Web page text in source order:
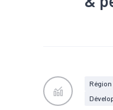
Région